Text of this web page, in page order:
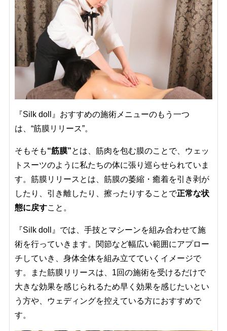
『Silk doll』おすすめの施術メニューのもう一つ
は、“筋膜リリース”。
そもそも“筋膜”とは、筋肉を包む膜のことで、ウェッ
トスーツのように私たちの体に張り巡らせられていま
す。筋膜リリースとは、筋膜の萎縮・癒着を引き剥が
したり、引き離したり、擦ったりすることで正常な状
態に戻すこと。
『Silk doll』では、手技とマシーンを組み合わせて施
術を行っていきます。関節など幅広い範囲にアプロー
チしていき、身体全体を組み立てていくイメージで
す。また筋膜リリースは、1回の施術を受けるだけで
大きな効果を感じられるため早く効果を感じたいとい
う方や、ウェディングを控えている方におすすめで
す。